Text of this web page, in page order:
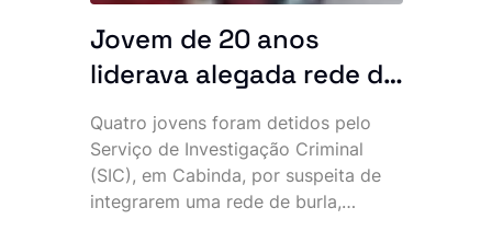
Jovem de 20 anos
liderava alegada rede de
burlas que financiava
uma vida de luxo, diz SIC
Quatro jovens foram detidos pelo
Serviço de Investigação Criminal
(SIC), em Cabinda, por suspeita de
integrarem uma rede de burla,